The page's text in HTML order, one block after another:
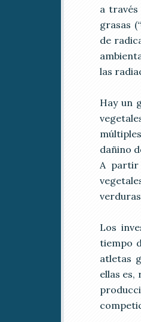
a
grasas
de
las
Hay un
dañino
A partir
Los
tiempo
atletas
ellas es,